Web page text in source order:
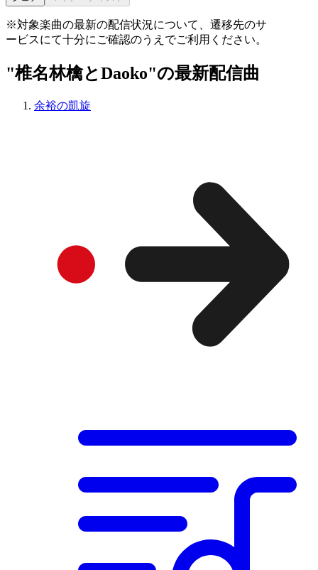
※対象楽曲の最新の配信状況について、遷移先のサ
ービスにて十分にご確認のうえでご利用ください。
"椎名林檎とDaoko"の最新配信曲
余裕の凱旋